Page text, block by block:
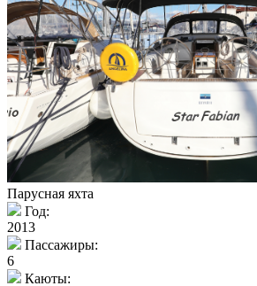
Парусная яхта
Год:
2013
Пассажиры:
6
Каюты: